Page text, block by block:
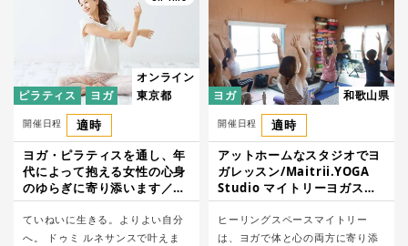
ピラティス ヨガ
オンライン
東京都
開催日程
適時
ヨガ・ピラティスを通し、年
代によって抱える女性の心身
のゆらぎに寄り添います／ド
ゥミ ルネサンス ライブスト
リームスタジオ池袋東口店
ていねいに生きる。よりよい自分
へ。 ドゥミ ルネサンスで叶えま
ヨガ 和歌山県
開催日程
適時
アットホームなスタジオでヨ
ガレッスン/Maitrii.YOGA
Studio マイトリーヨガスタ
ジオ
ヒーリングスペースマイトリー
は、ヨガで体と心の両方に寄り添